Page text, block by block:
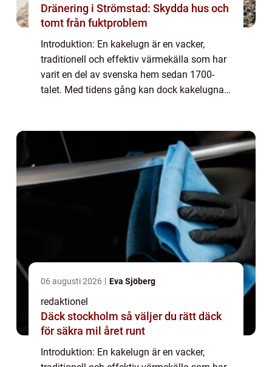
Dränering i Strömstad: Skydda hus och
tomt från fuktproblem
Introduktion: En kakelugn är en vacker,
traditionell och effektiv värmekälla som har
varit en del av svenska hem sedan 1700-
talet. Med tidens gång kan dock kakelugnar
06 augusti 2026 Eva Sjöberg
redaktionel
Däck stockholm så väljer du rätt däck
för säkra mil året runt
Introduktion: En kakelugn är en vacker,